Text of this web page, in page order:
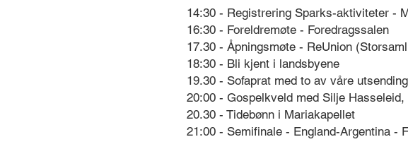
14:30 - Registrering Sparks-aktiviteter -
16:30 - Foreldremøte - Foredragssalen
17.30 - Åpningsmøte - ReUnion
18:30 - Bli kjent i landsbyene
19.30 - Sofaprat med to av våre
20:00 - Gospelkveld med Silje
20.30 - Tidebønn i Mariakapellet
21:00 - Semifinale - England-Argentina -